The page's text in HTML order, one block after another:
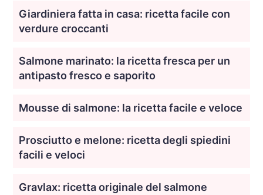
Giardiniera fatta in casa: ricetta facile con
verdure croccanti
Salmone marinato: la ricetta fresca per un
antipasto fresco e saporito
Mousse di salmone: la ricetta facile e veloce
Prosciutto e melone: ricetta degli spiedini
facili e veloci
Gravlax: ricetta originale del salmone